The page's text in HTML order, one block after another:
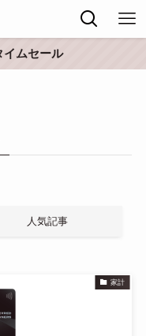
イムセール
人気記事
家計